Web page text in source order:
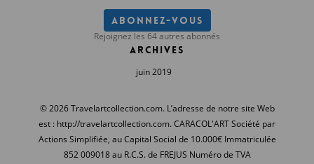
Abonnez-vous
Rejoignez les 64 autres abonnés
Archives
juin 2019
© 2026 Travelartcollection.com. L’adresse de notre site Web
est : http://travelartcollection.com. CARACOL'ART Société par
Actions Simplifiée, au Capital Social de 10.000€ Immatriculée
852 009018 au R.C.S. de FREJUS Numéro de TVA